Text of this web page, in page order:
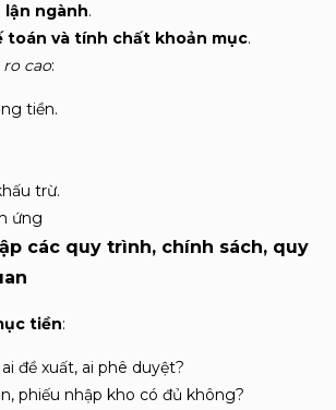
lận ngành.
toán và tính chất khoản mục.
cao:
tiền.
trừ.
ứng
các quy trình, chính sách, quy
tiền:
đề xuất, ai phê duyệt?
phiếu nhập kho có đủ không?